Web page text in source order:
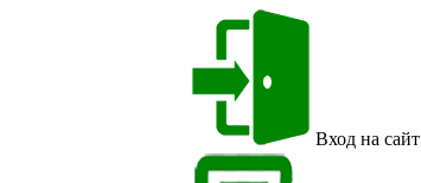
Вход на сайт